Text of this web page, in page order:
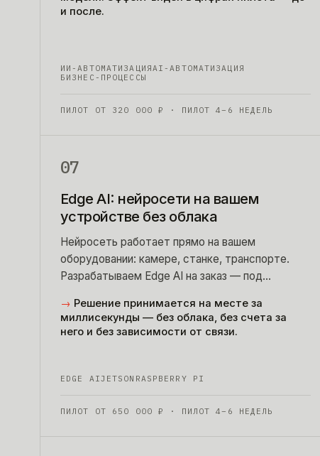
и после.
ИИ-АВТОМАТИЗАЦИЯAI-АВТОМАТИЗАЦИЯ
БИЗНЕС-ПРОЦЕССЫ
ПИЛОТ ОТ 320 000 ₽ · ПИЛОТ 4–6 НЕДЕЛЬ
07
Edge AI: нейросети на вашем
устройстве без облака
Нейросеть работает прямо на вашем
оборудовании: камере, станке, транспорте.
Разрабатываем Edge AI на заказ — под
→ Решение принимается на месте за
миллисекунды — без облака, без счета за
него и без зависимости от связи.
EDGE AIJETSON RASPBERRY PI
ПИЛОТ ОТ 650 000 ₽ · ПИЛОТ 4–6 НЕДЕЛЬ